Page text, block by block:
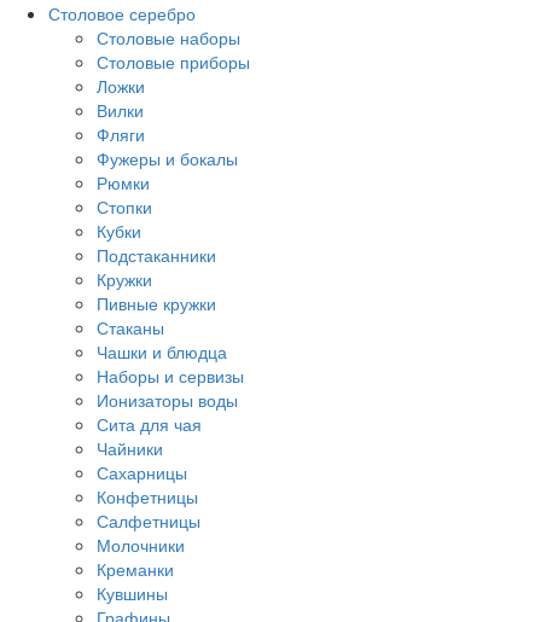
Столовое серебро
Столовые наборы
Столовые приборы
Ложки
Вилки
Фляги
Фужеры и бокалы
Рюмки
Стопки
Кубки
Подстаканники
Кружки
Пивные кружки
Стаканы
Чашки и блюдца
Наборы и сервизы
Ионизаторы воды
Сита для чая
Чайники
Сахарницы
Конфетницы
Салфетницы
Молочники
Креманки
Кувшины
Графины